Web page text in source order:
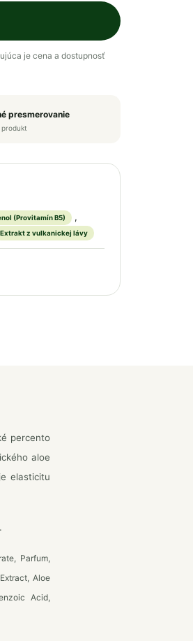
je cena a dostupnosť
presmerovanie
(Provitamín B5) ,
Extrakt z vulkanickej lávy
percento
aloe
elasticitu
Parfum,
Aloe
Acid,